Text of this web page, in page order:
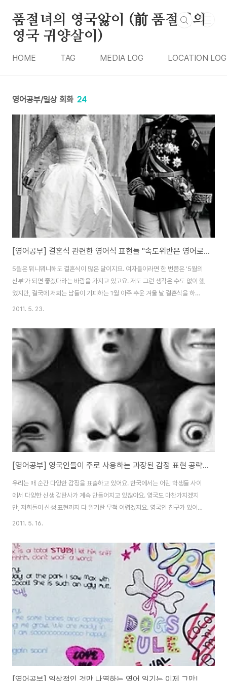
품절녀의 영국앓이 (前 품절녀의
영국 귀양살이)
HOME TAG MEDIA LOG LOCATION LOG
영어공부/일상 회화 24
[영어공부] 결혼식 관련한 영어식 표현들 "속도위반은 영어로 뭐라하지?"
5월은 뭐니뭐니해도 결혼식이 많은 달이지요. 여자들이라면 한 번쯤은 '5월의
신부'가 되면 좋겠다라는 바람을 가지고 있고요. 저도 그런 생각은 수도 없이 했
었지만, 결국에 저희는 남들이 기피하는 1월 아주 추운 겨울 날 결혼식을 하고,
일본으로 신혼 여행을 갔다가, 이상 기온으로 일본에 난데없는 우박과 한파가
요. 그래서 전 그때 알았지요. '아, 그래서 사람들이 신혼여행은 따뜻한 나라로
가는 구나!' 그냥 퍼져 있다가 오는 곳이신혼 여행지라는 것을요. ㅎㅎ 그런데
이제 깨달으면 뭐하나요? 신혼여행 두번 가는 것도 아닌데요. ㅠㅠ
2011. 5. 23.
[영어공부] 영국인들이 주로 사용하는 과장된 감정 표현 공략하기
우리는 매 순간 다양한 감정을 표출하고 있어요. 한국에서는 어린 학생들 사이
에서 다양한 신생 감탄사가 계속 만들어지고 있잖아요. 영국도 마찬가지겠지
만, 저희들이 신생 표현까지 다 알기란 무척 어렵겠지요. 영국인 친구가 있어서,
그들이 쓰는 말을 주의 깊게 들어보면 알 수 도 있겠지만요. 그 보다는 이미 주
게 좋을 듯 합니다 다른 한국인들도 마찬가지겠지만, 영어 초, 중급인 단계에 있
는 학생들은 거의 쓰는 말만 쓰거나, 가장 많이 쓰는 단어가, “good, great,
nice, happy, bad, terrible” 등으로 그 범위가 참 좁습니다. 이 정도는 우리
가 초등학교 때 거의 다 배워서 솔직히 아무리 영어를 몰라도 이 정도..
2011. 5. 16.